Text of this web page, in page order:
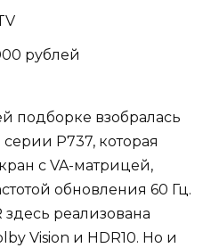
рублей
подборке взобралась
P737, которая
с VA-матрицей,
обновления 60 Гц.
реализована
Vision и HDR10. Но и